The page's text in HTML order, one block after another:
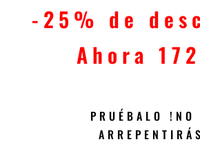
-25% de
Ahora
PRUÉBALO !NO